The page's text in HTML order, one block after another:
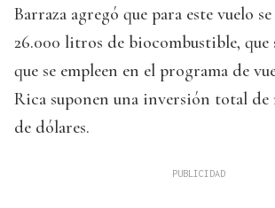
Barraza agregó que para este vuelo
26.000 litros de biocombustible, que
que se empleen en el programa de
Rica suponen una inversión total
de dólares.